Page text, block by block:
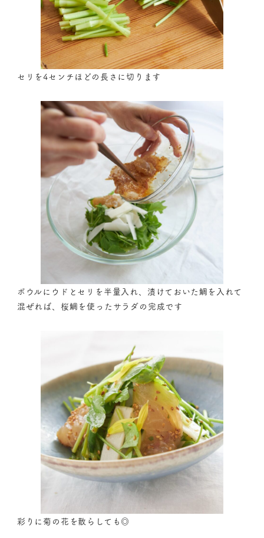
セリを4センチほどの長さに切ります
ボウルにウドとセリを半量入れ、漬けておいた鯛を入れて
混ぜれば、桜鯛を使ったサラダの完成です
彩りに菊の花を散らしても◎